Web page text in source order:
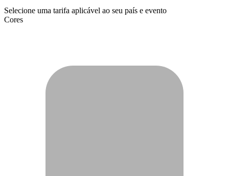
Selecione uma tarifa aplicável ao seu país e evento
Cores